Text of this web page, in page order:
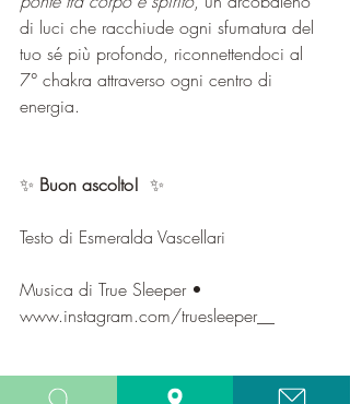
di luci che racchiude ogni sfumatura del
tuo sé più profondo, riconnettendoci al
7° chakra attraverso ogni centro di
energia.
✨ Buon ascolto! ✨
Testo di Esmeralda Vascellari
Musica di True Sleeper •
www.instagram.com/truesleeper__
https://youtu.be/WlkXhmCdCPA